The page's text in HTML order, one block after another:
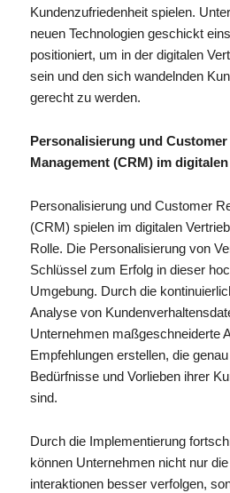
Kundenzufriedenheit spielen.
neuen Technologien geschickt
positioniert, um in der digitalen
sein und den sich wandelnden
gerecht zu werden.
Personalisierung und
Management (CRM) im
Personalisierung und Customer
(CRM) spielen im digitalen
Rolle. Die Personalisierung von
Schlüssel zum Erfolg in dieser
Umgebung. Durch die
Analyse von
Unternehmen maßgeschneiderte
Empfehlungen erstellen, die
Bedürfnisse und Vorlieben ihrer
sind.
Durch die Implementierung
können Unternehmen nicht nur
interaktionen besser verfolgen,